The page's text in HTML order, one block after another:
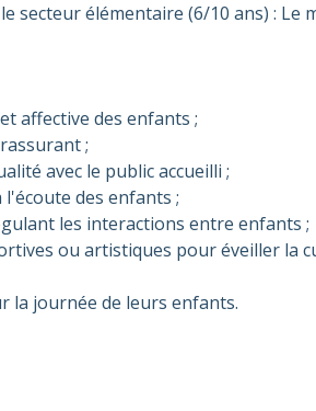
secteur élémentaire (6/10 ans) : Le
affective des enfants ;
;
avec le public accueilli ;
des enfants ;
les interactions entre enfants ;
ou artistiques pour éveiller la
la journée de leurs enfants.